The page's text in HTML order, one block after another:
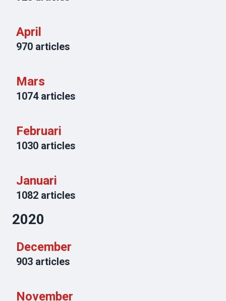
April
970 articles
Mars
1074articles
Februari
1030 articles
Januari
1082 articles
2020
December
903 articles
November